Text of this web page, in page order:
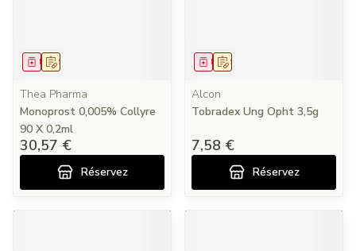
Sur prescription
Médicament
Thea Pharma
Monoprost 0,005% Collyre
90 X 0,2ml
30,57 €
Réservez
Sur prescription
Médicament
Alcon
Tobradex Ung Opht 3,5g
7,58 €
Réservez